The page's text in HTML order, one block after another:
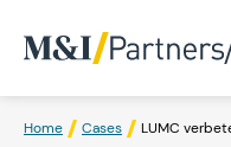
Home Cases LUMC